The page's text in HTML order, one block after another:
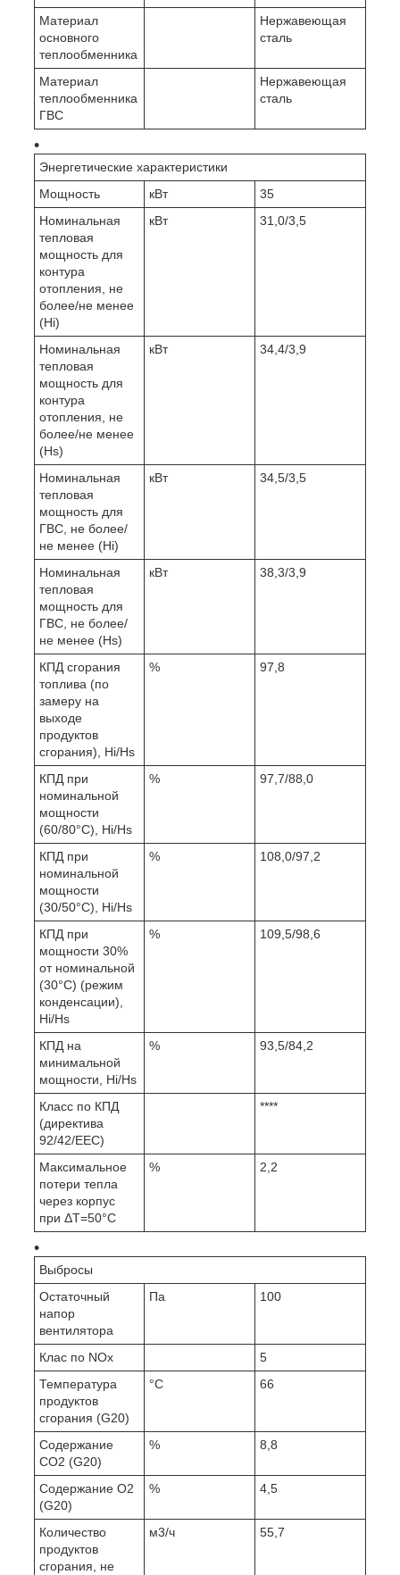
Материал
основного
теплообменника
Нержавеющая
сталь
Материал
теплообменника
ГВС
Нержавеющая
сталь
Энергетические характеристики
Мощность
кВт
35
Номинальная
тепловая
мощность для
контура
отопления, не
более/не менее
(Hi)
кВт 31,0/3,5
Номинальная
тепловая
мощность для
контура
отопления, не
более/не менее
(Hs)
кВт 34,4/3,9
Номинальная
тепловая
мощность для
ГВС, не более/
не менее (Hi)
кВт 34,5/3,5
Номинальная
тепловая
мощность для
ГВС, не более/
не менее (Hs)
кВт 38,3/3,9
КПД сгорания
топлива (по
замеру на
выходе
продуктов
сгорания), Hi/Hs
% 97,8
КПД при
номинальной
мощности
(60/80°С), Hi/Hs
% 97,7/88,0
КПД при
номинальной
мощности
(30/50°С), Hi/Hs
% 108,0/97,2
КПД при
мощности 30%
от номинальной
(30°С) (режим
конденсации),
Hi/Hs
% 109,5/98,6
КПД на
минимальной
мощности, Hi/Hs
% 93,5/84,2
Класс по КПД
(директива
92/42/EEC)
****
Максимальное
потери тепла
через корпус
при ΔT=50°C
% 2,2
Выбросы
Остаточный
напор
вентилятора
Па 100
Клас по NOx
5
Температура
продуктов
сгорания (G20)
°C 66
Содержание
CO2 (G20)
% 8,8
Содержание O2
(G20)
% 4,5
Количество
продуктов
сгорания, не
м3/ч 55,7